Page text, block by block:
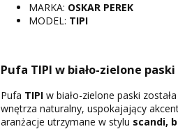
MARKA: OSKAR PEREK
MODEL: TIPI
Pufa TIPI w biało-zielone
Pufa TIPIw biało-zielone paski
wnętrza naturalny, uspokajający
aranżacje utrzymane w stylu scandi,